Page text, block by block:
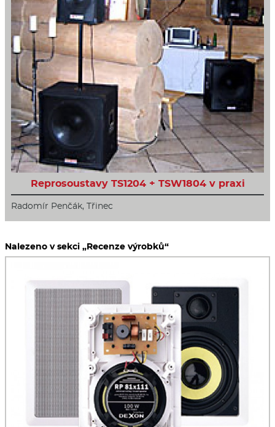
Reprosoustavy TS1204 + TSW1804 v praxi
Radomír Penčák, Třinec
Nalezeno v sekci „Recenze výrobků“